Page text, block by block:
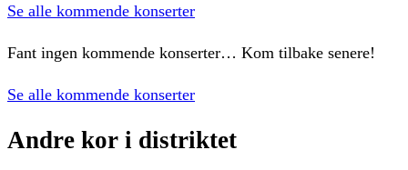
Se alle kommende konserter
Fant ingen kommende konserter… Kom tilbake senere!
Se alle kommende konserter
Andre kor i distriktet